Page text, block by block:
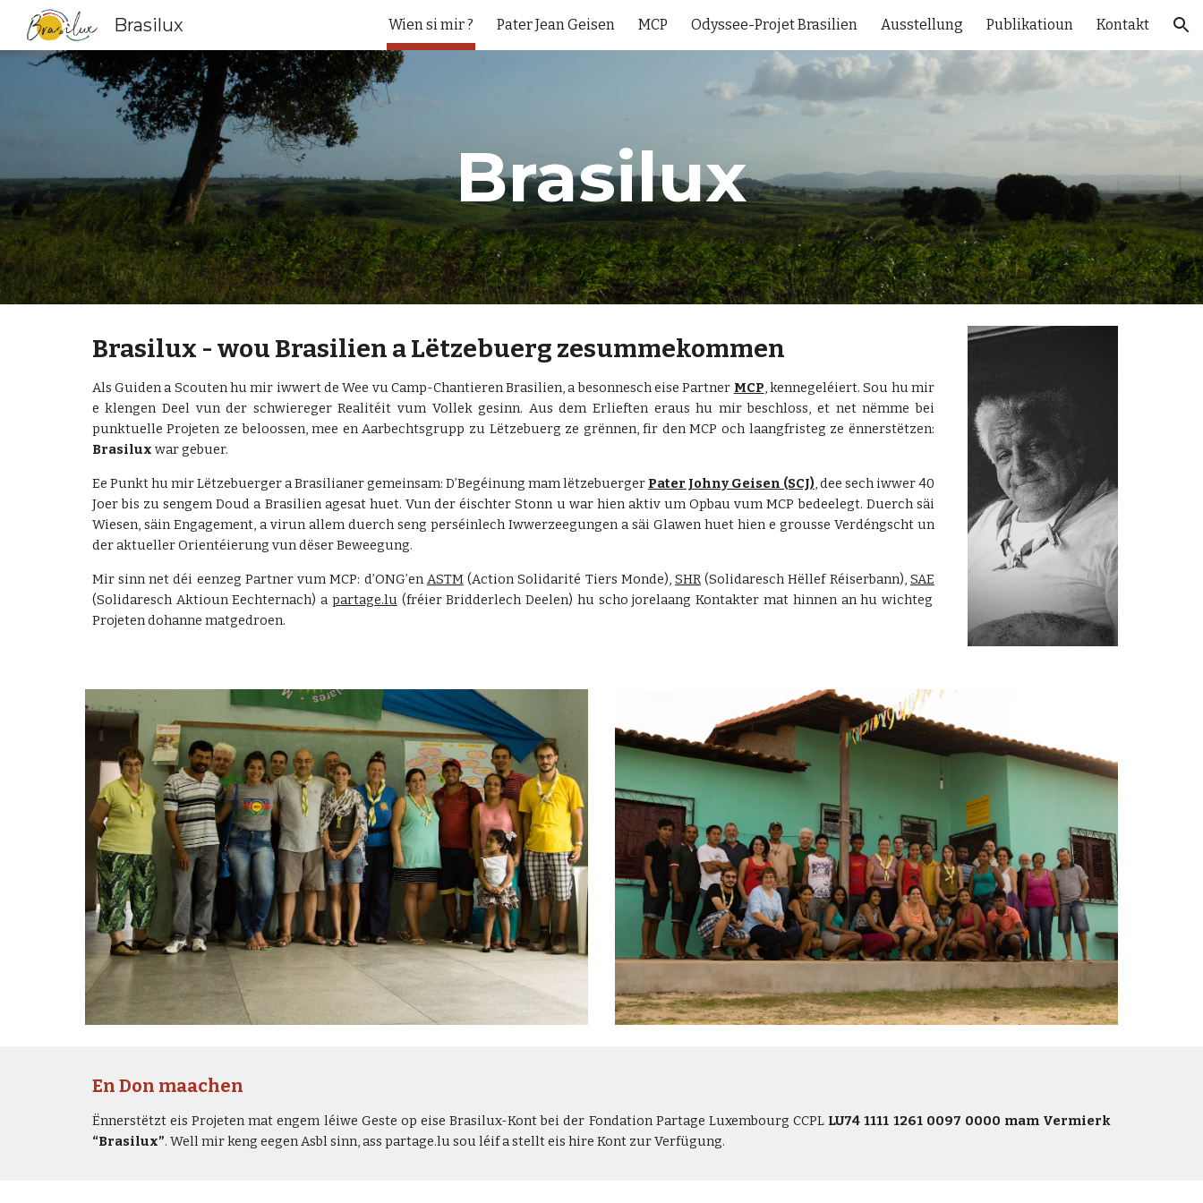
Skip to main content Skip to navigation
Brasilux Wien si mir ? Pater Jean Geisen MCP Odyssee-Projet Brasilien Ausstellung Publikatioun Kontakt
Brasilux
Brasilux - wou Brasilien a Lëtzebuerg zesummekommen
Als Guiden a Scouten hu mir iwwert de Wee vu Camp-Chantieren Brasilien, a besonnesch eise Partner MCP, kennegeléiert. Sou hu mir
e klengen Deel vun der schwiereger Realitéit vum Vollek gesinn. Aus dem Erlieften eraus hu mir beschloss, et net nëmme bei
punktuelle Projeten ze beloossen, mee en Aarbechtsgrupp zu Lëtzebuerg ze grënnen, fir den MCP och laangfristeg ze ënnerstëtzen:
Brasilux war gebuer.
Ee Punkt hu mir Lëtzebuerger a Brasilianer gemeinsam: D’Begéinung mam lëtzebuerger Pater Johny Geisen (SCJ), dee sech iwwer 40
Joer bis zu sengem Doud a Brasilien agesat huet. Vun der éischter Stonn u war hien aktiv um Opbau vum MCP bedeelegt. Duerch säi
Wiesen, säin Engagement, a virun allem duerch seng perséinlech Iwwerzeegungen a säi Glawen huet hien e grousse Verdéngscht un
der aktueller Orientéierung vun dëser Beweegung.
Mir sinn net déi eenzeg Partner vum MCP: d’ONG’en ASTM(Action Solidarité Tiers Monde), SHR(Solidaresch Hëllef Réiserbann), SAE
(Solidaresch Aktioun Eechternach) a partage.lu(fréier Bridderlech Deelen) hu scho jorelaang Kontakter mat hinnen an hu wichteg
Projeten dohanne matgedroen.
En Don maachen
Ënnerstëtzt eis Projeten mat engem léiwe Geste op eise Brasilux-Kont bei der Fondation Partage Luxembourg CCPL LU74 1111 1261 0097 0000 mam Vermierk
“Brasilux”. Well mir keng eegen Asbl sinn, ass partage.lu sou léif a stellt eis hire Kont zur Verfügung.